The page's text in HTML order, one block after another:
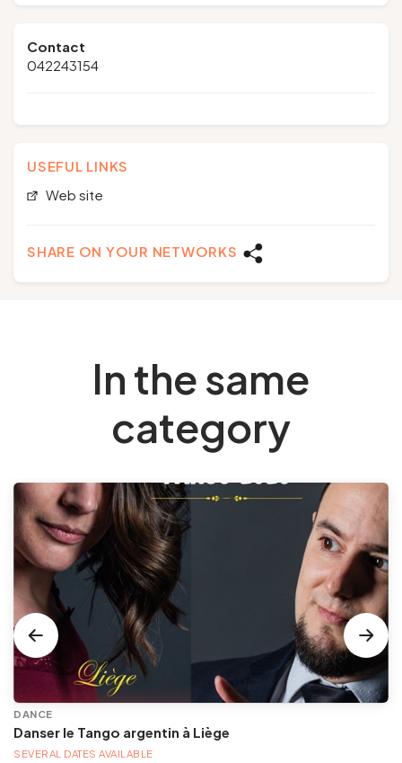
Contact
042243154
USEFUL LINKS
Web site
SHARE ON YOUR NETWORKS
In the same
category
DANCE
Danser le Tango argentin à Liège
SEVERAL DATES AVAILABLE